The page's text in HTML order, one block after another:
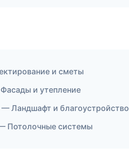
и сметы
и утепление
Ландшафт и благоустройство
Потолочные системы